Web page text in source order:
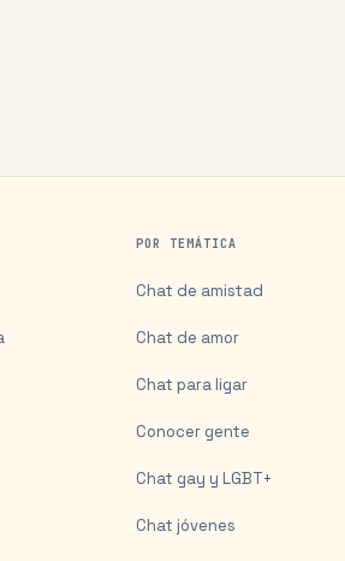
POR TEMÁTICA
Chat de amistad
Chat de amor
Chat para ligar
Conocer gente
Chat gay y LGBT+
Chat jóvenes